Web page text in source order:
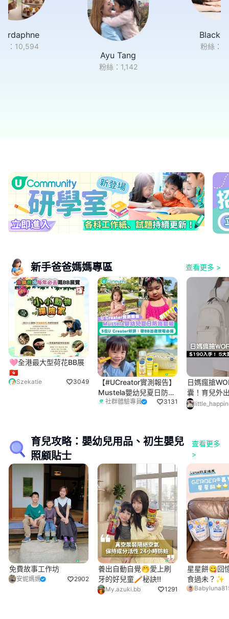
1,142
Black Tang
1,550
新手爸爸媽媽專區 查看更多 >
🩷全港最大型荷花BB展
🇭🇰
Szekatie 3049
【#UCreator實測報告】
Mustela嬰幼兒夏日防護
套裝社群體驗專員 3131
日媽瘋搶
囊！育兒外
大賣點及用
育兒攻略：嬰幼兒用品、初生嬰兒
照顧貼士
查看更多
>
免費故事工作坊
安妮媽媽 2902
養出自動自覺🤭愛上刷
牙的好兒童🪥秘訣‼️
My.azuki.bb 1291
星星餅😋回
食過未？✨